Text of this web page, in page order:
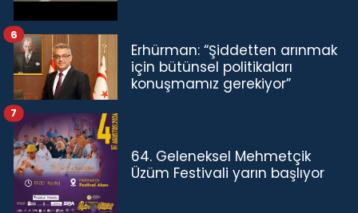
Erhürman: “Şiddetten arınmak
için bütünsel politikaları
konuşmamız gerekiyor”
6
64. Geleneksel Mehmetçik
Üzüm Festivali yarın başlıyor
7